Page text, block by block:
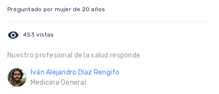
Preguntado por mujer de 20 años
visibility 453 vistas
Nuestro profesional de la salud responde
Iván Alejandro Díaz Rengifo
Medicina General